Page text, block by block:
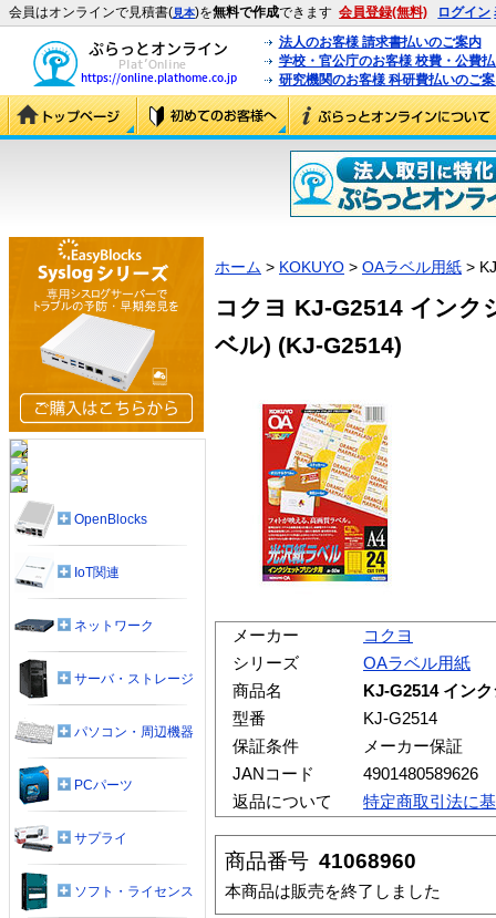
会員はオンラインで見積書(見本)を無料で作成できます 会員登録(無料) ログイン
法人のお客様 請求書払いのご案内
学校・官公庁のお客様 校費・公費
研究機関のお客様 科研費払いのご
ホーム > KOKUYO > OAラベル用紙 >
コクヨ KJ-G2514 インク
ベル) (KJ-G2514)
メーカー
コクヨ
シリーズ
OAラベル用紙
商品名
KJ-G2514 イン
型番
KJ-G2514
保証条件
メーカー保証
JANコード
4901480589626
返品について
特定商取引法に
商品番号 41068960
本商品は販売を終了しました
OpenBlocks
IoT関連
ネットワーク
サーバ・ストレージ
パソコン・周辺機器
PCパーツ
サプライ
ソフト・ライセンス